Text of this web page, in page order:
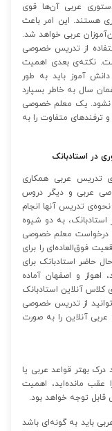
عربی آن‌ها قوی
هستند. این امر باعث
عربی خواهد شد.
از تدریس خصوصی
نکته‌ی بعدی اهمیت
آموز باید به طور
سال به خاطر بسپارد
نشود. یک معلم خصوصی
ترفندهای متفاوت را به
در استادبانک
تدریس عربی همکاری
عربی و دیگر دروس
تدریس آنها انجام
به دو شیوه
درخواست معلم خصوصی
فوق‌العاده‌ای را برای
حاضر استادبانک برای
اهواز و اصفهان آماده
آنلاین استادبانک
از تدریس خصوصی
آنلاین را به صورت
بهتر قواعد عربی یا
عقب مانده‌اید، اهمیت
توجه خواهد بود.
باید به گونه‌ای باشد